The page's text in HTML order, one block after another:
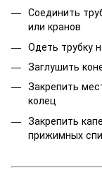
Соединить
или кранов
Одеть трубку
Заглушить
Закрепить
колец
Закрепить
прижимных